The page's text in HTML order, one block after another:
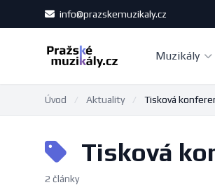
info@prazskemuzikaly.cz
Muzikály
Úvod / Aktuality / Tisková
Tisková
2 články